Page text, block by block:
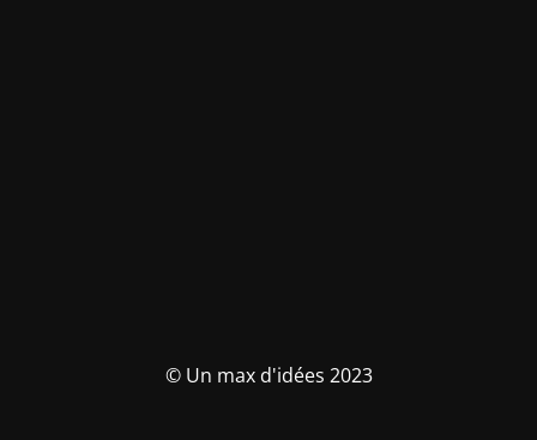
© Un max d'idées 2023